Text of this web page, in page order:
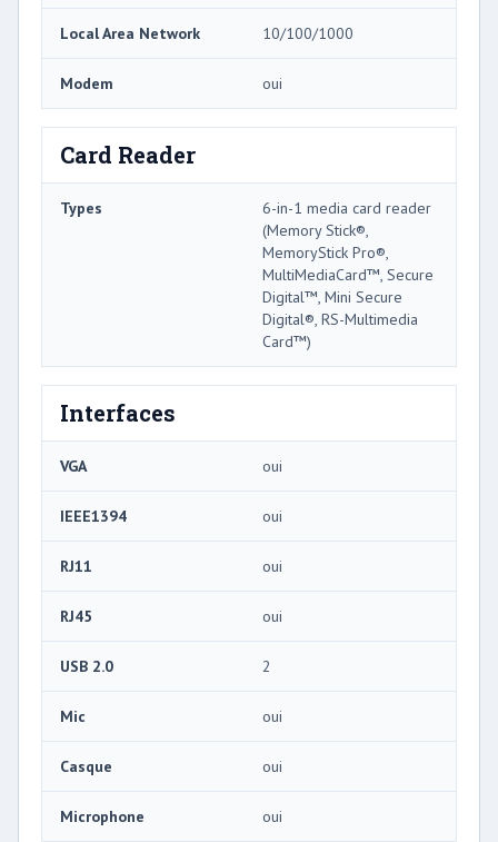
Local Area Network 10/100/1000
Modem oui
Card Reader
Types
6-in-1 media card reader
(Memory Stick®,
MemoryStick Pro®,
MultiMediaCard™, Secure
Digital™, Mini Secure
Digital®, RS-Multimedia
Card™)
Interfaces
VGA oui
IEEE1394 oui
RJ11 oui
RJ45 oui
USB 2.0 2
Mic oui
Casque oui
Microphone oui